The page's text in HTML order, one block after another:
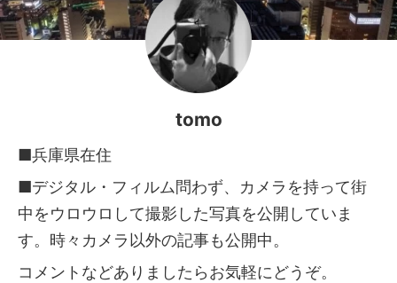
tomo
■兵庫県在住
■デジタル・フィルム問わず、カメラを持って街
中をウロウロして撮影した写真を公開していま
す。時々カメラ以外の記事も公開中。
コメントなどありましたらお気軽にどうぞ。